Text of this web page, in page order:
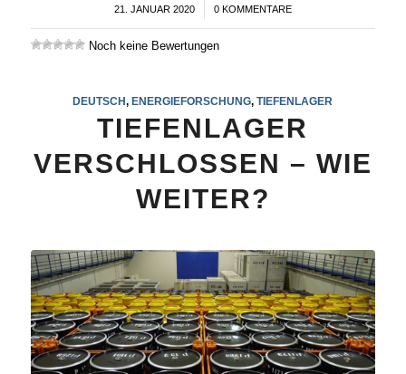
21. JANUAR 2020
/ 0 KOMMENTARE
Noch keine Bewertungen
DEUTSCH,ENERGIEFORSCHUNG,TIEFENLAGER
TIEFENLAGER
VERSCHLOSSEN – WIE
WEITER?